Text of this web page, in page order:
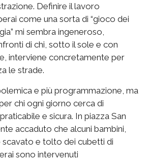
Definire il lavoro
come una sorta di “gioco dei
mi sembra ingeneroso,
di chi, sotto il sole e con
interviene concretamente per
le strade.
e più programmazione, ma
chi ogni giorno cerca di
e sicura. In piazza San
accaduto che alcuni bambini,
e tolto dei cubetti di
sono intervenuti